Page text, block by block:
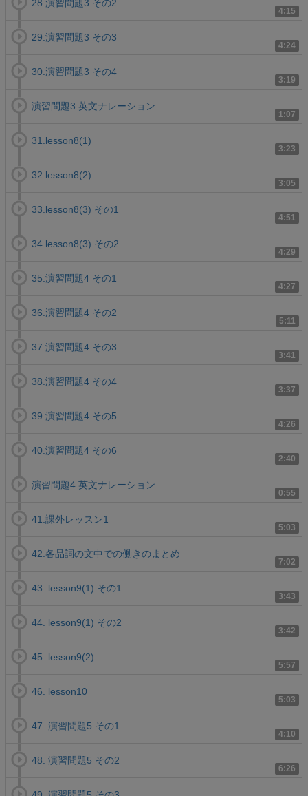
4:15
28.演習問題3 その2
4:24
29.演習問題3 その3
3:19
30.演習問題3 その4
1:07
演習問題3.英文ナレーション
3:23
31.lesson8(1)
3:05
32.lesson8(2)
4:51
33.lesson8(3) その1
4:29
34.lesson8(3) その2
4:27
35.演習問題4 その1
5:11
36.演習問題4 その2
3:41
37.演習問題4 その3
3:37
38.演習問題4 その4
4:26
39.演習問題4 その5
2:40
40.演習問題4 その6
0:55
演習問題4.英文ナレーション
5:03
41.課外レッスン1
7:02
42.各品詞の文中での働きのまとめ
3:43
43. lesson9(1) その1
3:42
44. lesson9(1) その2
5:57
45. lesson9(2)
5:03
46. lesson10
4:10
47. 演習問題5 その1
6:26
48. 演習問題5 その2